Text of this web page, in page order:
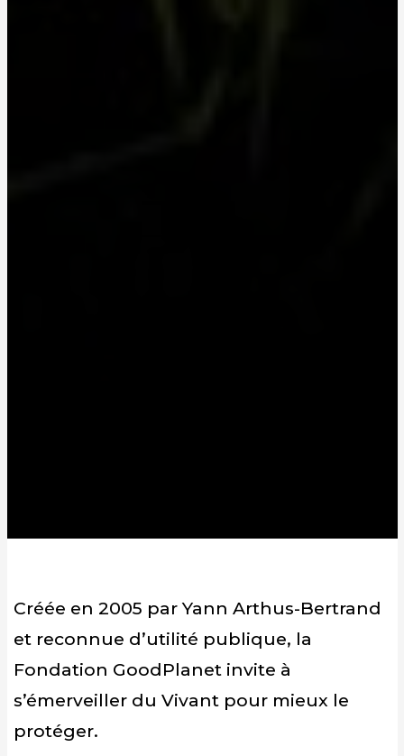
Créée en 2005 par Yann Arthus-Bertrand
et reconnue d’utilité publique, la
Fondation GoodPlanet invite à
s’émerveiller du Vivant pour mieux le
protéger.